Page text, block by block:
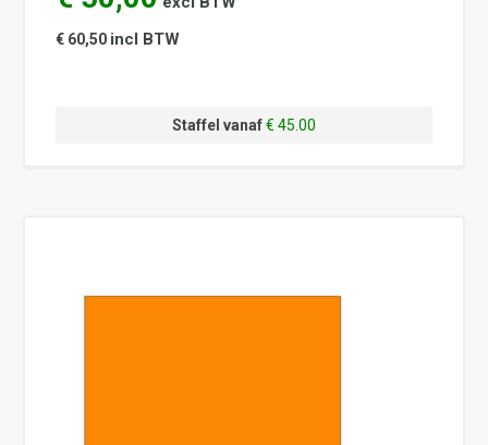
€ 60,50 incl BTW
Staffel vanaf€ 45.00